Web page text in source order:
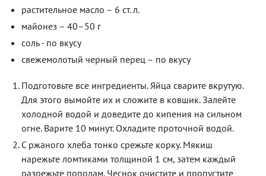
растительное масло – 6 ст. л.
майонез – 40–50 г
соль - по вкусу
свежемолотый черный перец – по вкусу
Подготовьте все ингредиенты. Яйца сварите вкрутую.
Для этого вымойте их и сложите в ковшик. Залейте
холодной водой и доведите до кипения на сильном
огне. Варите 10 минут. Охладите проточной водой.
С ржаного хлеба тонко срежьте корку. Мякиш
нарежьте ломтиками толщиной 1 см, затем каждый
разрежьте пополам. Чеснок очистите и пропустите